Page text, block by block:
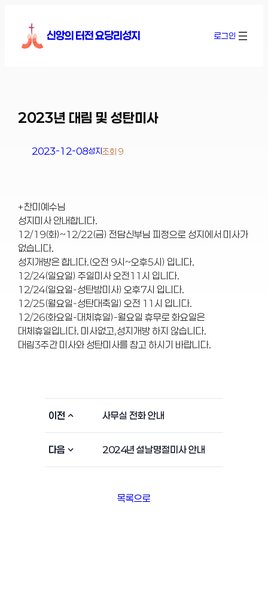
신앙의 터전 요당리성지 로그인
2023년 대림 및 성탄미사
2023-12-08성지조회 9
+찬미예수님
성지미사 안내합니다.
12/19(화)~12/22(금) 전담신부님 피정으로 성지에서 미사가
없습니다.
성지개방은 합니다.(오전 9시~오후5시) 입니다.
12/24(일요일) 주일미사 오전11시 입니다.
12/24(일요일-성탄밤미사) 오후7시 입니다.
12/25(월요일-성탄대축일) 오전 11시 입니다.
12/26(화요일-대체휴일)-월요일 휴무로 화요일은
대체휴일입니다. 미사없고,성지개방 하지 않습니다.
대림3주간 미사와 성탄미사를 참고 하시기 바랍니다.
이전 사무실 전화 안내
다음 2024년 설날명절미사 안내
목록으로